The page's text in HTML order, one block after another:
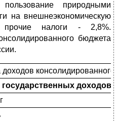
природными
на внешнеэкономическую
прочие налоги - 2,8%.
бюджета
государственных доходов